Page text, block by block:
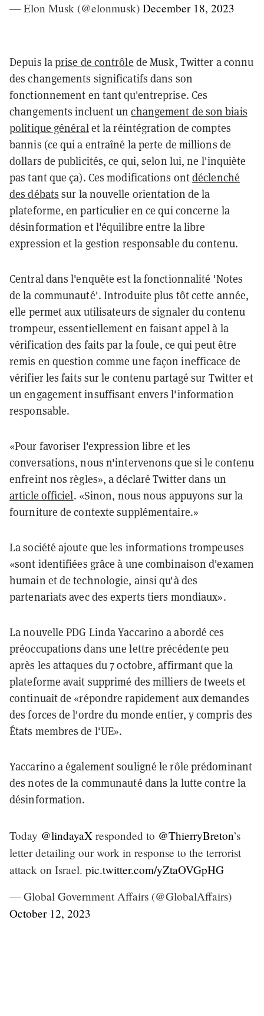
— Elon Musk (@elonmusk) December 18, 2023
Depuis laprise de contrôle de Musk, Twitter a connu
des changements significatifs dans son
fonctionnement en tant qu'entreprise. Ces
changements incluent unchangement de son biais
politique généralet la réintégration de comptes
bannis (ce qui a entraîné la perte de millions de
dollars de publicités, ce qui, selon lui, ne l'inquiète
pas tant que ça). Ces modifications ontdéclenché
des débats sur la nouvelle orientation de la
plateforme, en particulier en ce qui concerne la
désinformation et l'équilibre entre la libre
expression et la gestion responsable du contenu.
Central dans l'enquête est la fonctionnalité 'Notes
de la communauté'. Introduite plus tôt cette année,
elle permet aux utilisateurs de signaler du contenu
trompeur, essentiellement en faisant appel à la
vérification des faits par la foule, ce qui peut être
remis en question comme une façon inefficace de
vérifier les faits sur le contenu partagé sur Twitter et
un engagement insuffisant envers l'information
responsable.
«Pour favoriser l'expression libre et les
conversations, nous n'intervenons que si le contenu
enfreint nos règles», a déclaré Twitter dans un
article officiel. «Sinon, nous nous appuyons sur la
fourniture de contexte supplémentaire.»
La société ajoute que les informations trompeuses
«sont identifiées grâce à une combinaison d'examen
humain et de technologie, ainsi qu'à des
partenariats avec des experts tiers mondiaux».
La nouvelle PDG Linda Yaccarino a abordé ces
préoccupations dans une lettre précédente peu
après les attaques du 7 octobre, affirmant que la
plateforme avait supprimé des milliers de tweets et
continuait de «répondre rapidement aux demandes
des forces de l'ordre du monde entier, y compris des
États membres de l'UE».
Yaccarino a également souligné le rôle prédominant
des notes de la communauté dans la lutte contre la
désinformation.
Today @lindayaX responded to @ThierryBreton’s
letter detailing our work in response to the terrorist
attack on Israel. pic.twitter.com/yZtaOVGpHG
— Global Government Affairs (@GlobalAffairs)
October 12, 2023